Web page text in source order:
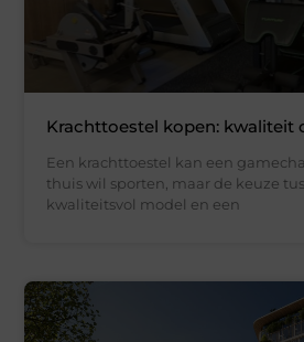
Krachttoestel kopen: kwaliteit
Een krachttoestel kan een
thuis wil sporten, maar de keuze
kwaliteitsvol model en een